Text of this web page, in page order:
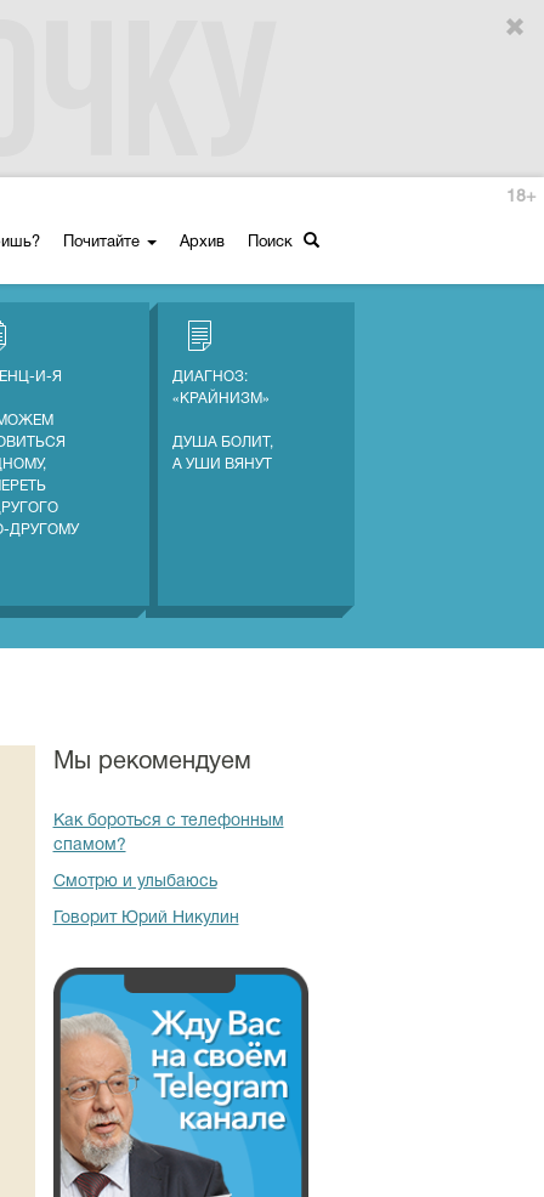
Почитайте Архив Поиск
18+
И-Я
ДРУГОМУ
ДИАГНОЗ:
«КРАЙНИЗМ»
ДУША БОЛИТ,
А УШИ ВЯНУТ
Мы рекомендуем
Как бороться с телефонным
спамом?
Смотрю и улыбаюсь
Говорит Юрий Никулин